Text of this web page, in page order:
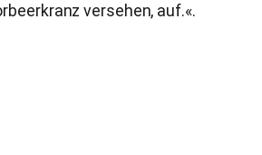
versehen, auf.«.